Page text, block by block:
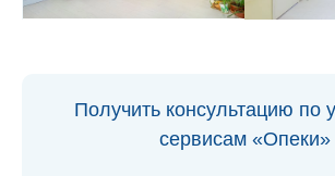
Получить консультацию по
сервисам «Опеки»